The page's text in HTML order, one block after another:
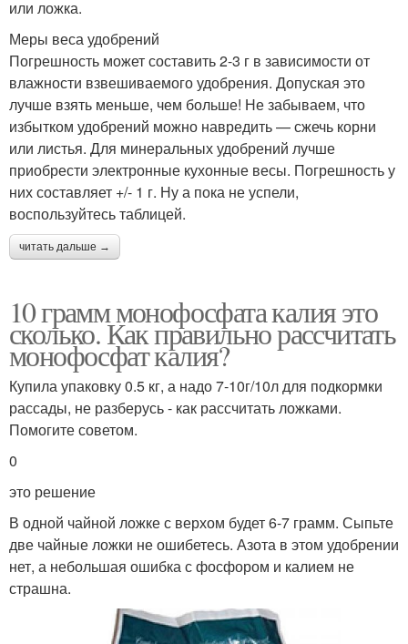
или ложка.
Меры веса удобрений
Погрешность может составить 2-3 г в зависимости от
влажности взвешиваемого удобрения. Допуская это
лучше взять меньше, чем больше! Не забываем, что
избытком удобрений можно навредить — сжечь корни
или листья. Для минеральных удобрений лучше
приобрести электронные кухонные весы. Погрешность у
них составляет +/- 1 г. Ну а пока не успели,
воспользуйтесь таблицей.
читать дальше →
10 грамм монофосфата калия это
сколько. Как правильно рассчитать
монофосфат калия?
Купила упаковку 0.5 кг, а надо 7-10г/10л для подкормки
рассады, не разберусь - как рассчитать ложками.
Помогите советом.
0
это решение
В одной чайной ложке с верхом будет 6-7 грамм. Сыпьте
две чайные ложки не ошибетесь. Азота в этом удобрении
нет, а небольшая ошибка с фосфором и калием не
страшна.